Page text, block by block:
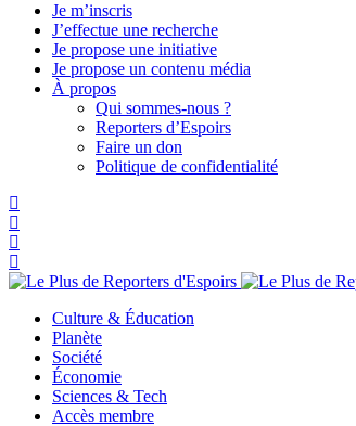
Je m’inscris
J’effectue une recherche
Je propose une initiative
Je propose un contenu média
À propos
Qui sommes-nous ?
Reporters d’Espoirs
Faire un don
Politique de confidentialité
Culture & Éducation
Planète
Société
Économie
Sciences & Tech
Accès membre